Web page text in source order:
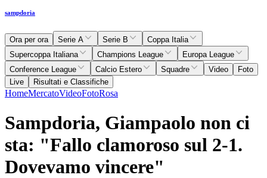
sampdoria
Ora per ora Serie A Serie B
Coppa Italia
Supercoppa Italiana
Champions League
Europa League
Conference League
Calcio Estero Squadre Video
Foto
Live
Risultati e Classifiche
HomeMercatoVideoFotoRosa
Sampdoria, Giampaolo non ci
sta: "Fallo clamoroso sul 2-1.
Dovevamo vincere"